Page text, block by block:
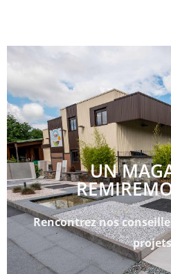
UN
Rencontrez nos